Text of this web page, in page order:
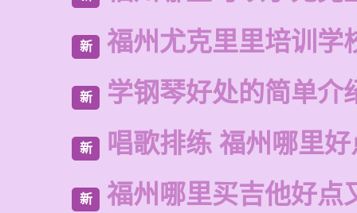
新 福州尤克里里培训学
新 学钢琴好处的简单介
新 唱歌排练 福州哪里好
新 福州哪里买吉他好点